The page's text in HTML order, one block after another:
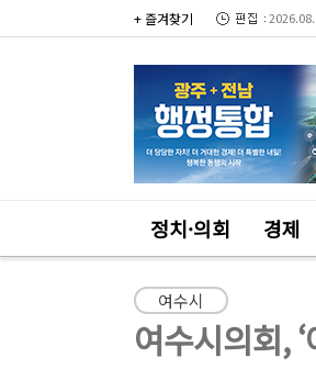
+ 즐겨찾기
정치·의회 경제
여수시
여수시의회,